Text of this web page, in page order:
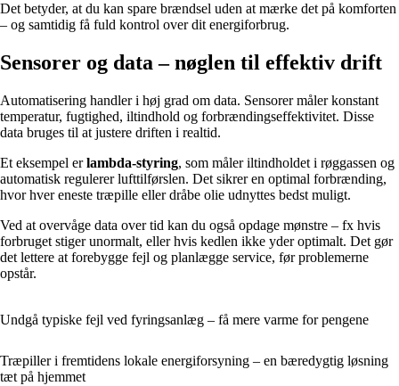
Det betyder, at du kan spare brændsel uden at mærke det på komforten
– og samtidig få fuld kontrol over dit energiforbrug.
Sensorer og data – nøglen til effektiv drift
Automatisering handler i høj grad om data. Sensorer måler konstant
temperatur, fugtighed, iltindhold og forbrændingseffektivitet. Disse
data bruges til at justere driften i realtid.
Et eksempel erlambda-styring, som måler iltindholdet i røggassen og
automatisk regulerer lufttilførslen. Det sikrer en optimal forbrænding,
hvor hver eneste træpille eller dråbe olie udnyttes bedst muligt.
Ved at overvåge data over tid kan du også opdage mønstre – fx hvis
forbruget stiger unormalt, eller hvis kedlen ikke yder optimalt. Det gør
det lettere at forebygge fejl og planlægge service, før problemerne
opstår.
Undgå typiske fejl ved fyringsanlæg – få mere varme for pengene
Træpiller i fremtidens lokale energiforsyning – en bæredygtig løsning
tæt på hjemmet